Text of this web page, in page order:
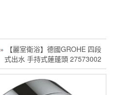
» 【麗室衛浴】德國GROHE 四段
式出水 手持式蓮蓬頭 27573002